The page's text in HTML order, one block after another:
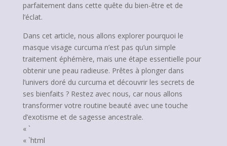
parfaitement dans cette quête du bien-être et de
l’éclat.
Dans cet article, nous allons explorer pourquoi le
masque visage curcuma n’est pas qu’un simple
traitement éphémère, mais une étape essentielle pour
obtenir une peau radieuse. Prêtes à plonger dans
l’univers doré du curcuma et découvrir les secrets de
ses bienfaits ? Restez avec nous, car nous allons
transformer votre routine beauté avec une touche
d’exotisme et de sagesse ancestrale.
« `
« `html